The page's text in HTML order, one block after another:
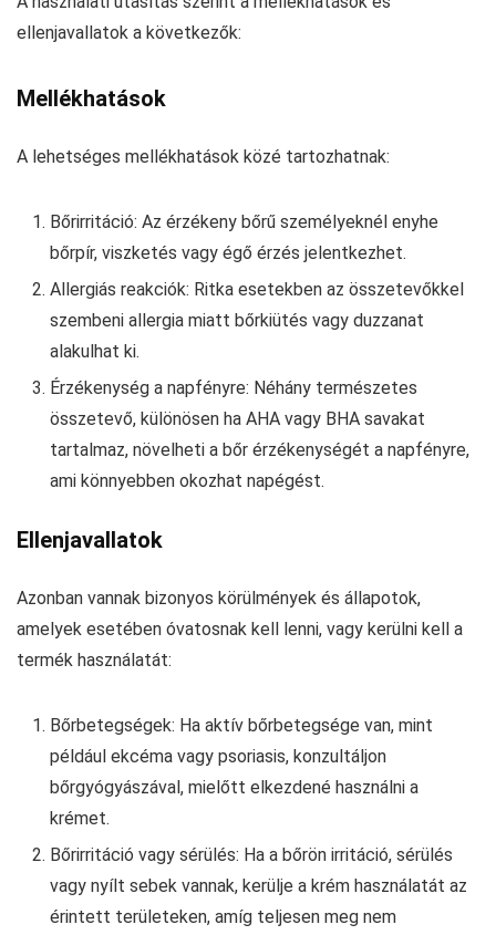
ellenjavallatok a következők:
Mellékhatások
A lehetséges mellékhatások közé tartozhatnak:
Bőrirritáció: Az érzékeny bőrű személyeknél enyhe
bőrpír, viszketés vagy égő érzés jelentkezhet.
Allergiás reakciók: Ritka esetekben az összetevőkkel
szembeni allergia miatt bőrkiütés vagy duzzanat
alakulhat ki.
Érzékenység a napfényre: Néhány természetes
összetevő, különösen ha AHA vagy BHA savakat
tartalmaz, növelheti a bőr érzékenységét a napfényre,
ami könnyebben okozhat napégést.
Ellenjavallatok
Azonban vannak bizonyos körülmények és állapotok,
amelyek esetében óvatosnak kell lenni, vagy kerülni kell a
termék használatát:
Bőrbetegségek: Ha aktív bőrbetegsége van, mint
például ekcéma vagy psoriasis, konzultáljon
bőrgyógyászával, mielőtt elkezdené használni a
krémet.
Bőrirritáció vagy sérülés: Ha a bőrön irritáció, sérülés
vagy nyílt sebek vannak, kerülje a krém használatát az
érintett területeken, amíg teljesen meg nem